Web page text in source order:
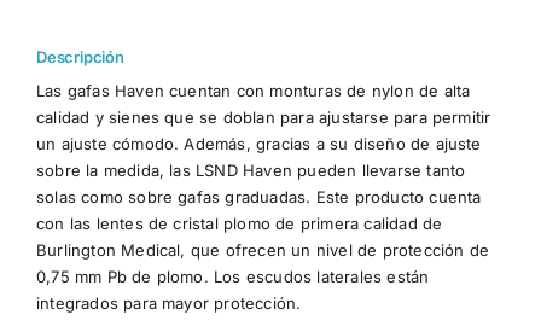
Descripción
Las gafas Haven cuentan con monturas de nylon de alta
calidad y sienes que se doblan para ajustarse para permitir
un ajuste cómodo. Además, gracias a su diseño de ajuste
sobre la medida, las LSND Haven pueden llevarse tanto
solas como sobre gafas graduadas. Este producto cuenta
con las lentes de cristal plomo de primera calidad de
Burlington Medical, que ofrecen un nivel de protección de
0,75 mm Pb de plomo. Los escudos laterales están
integrados para mayor protección.